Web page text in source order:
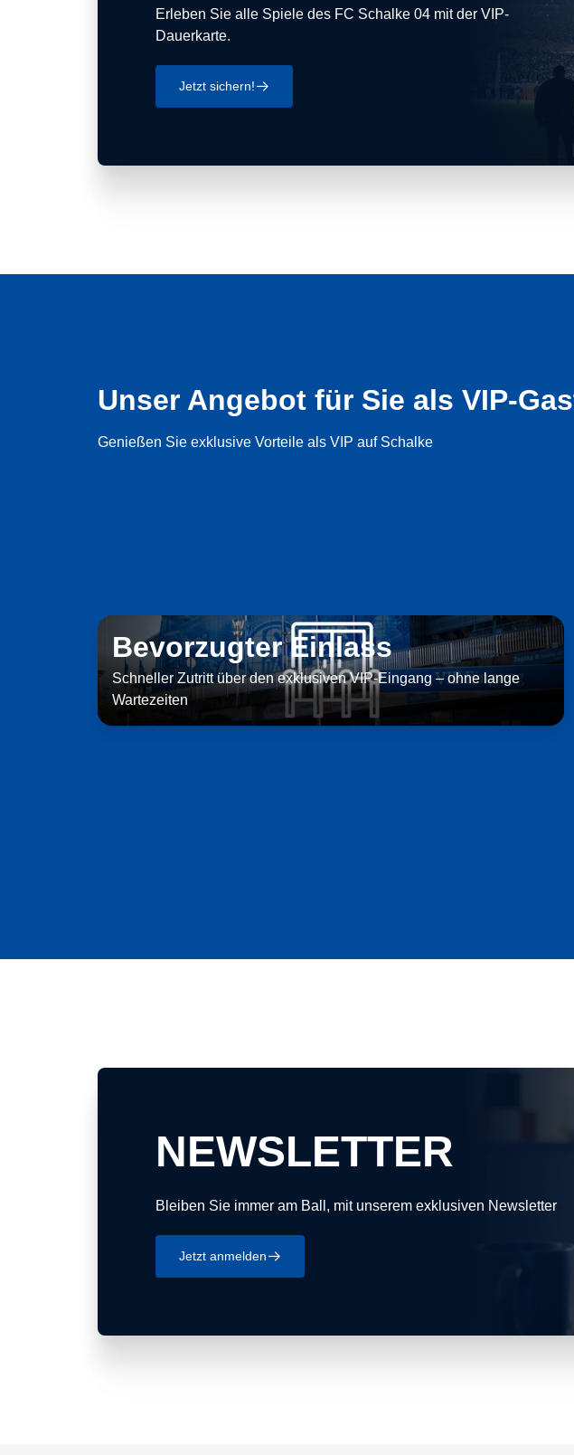
Erleben Sie alle Spiele des FC Schalke 04 mit der VIP-
Dauerkarte.
Jetzt sichern!􀄫
Unser Angebot für Sie als VIP-
Genießen Sie exklusive Vorteile als VIP auf Schalke
Bevorzugter Einlass
Schneller Zutritt über den exklusiven VIP-Eingang – ohne lange
Wartezeiten
NEWSLETTER
Bleiben Sie immer am Ball, mit unserem exklusiven Newsletter
Jetzt anmelden􀄫